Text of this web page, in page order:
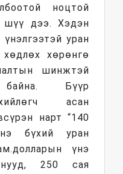
ноцтой
шүү дээ. Хэдэн
уран
хөдлөх хөрөнгө
шинжтэй
байна. Бүүр
асан
нарт “140
бүхий уран
үнэ
250 сая